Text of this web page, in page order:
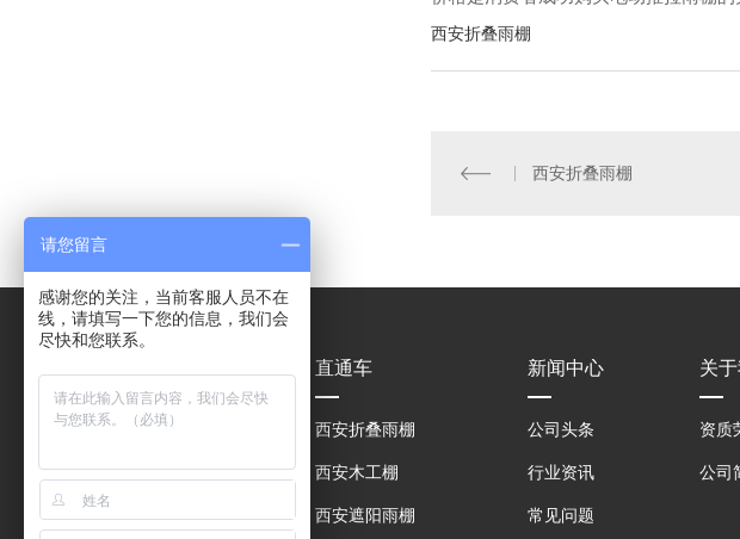
西安折叠雨棚
西安折叠雨棚
电动推拉雨棚
大型移动仓库雨棚
钢筋棚木工棚
直通车
西安折叠雨棚
西安木工棚
西安遮阳雨棚
新闻中心
公司头条
行业资讯
常见问题
关
资质
公司
请您留言
感谢您的关注，当前客服人员不在
线，请填写一下您的信息，我们会
尽快和您联系。